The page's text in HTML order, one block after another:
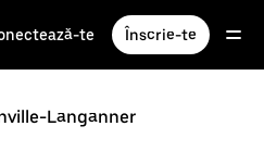
te Înscrie-te
Langanner